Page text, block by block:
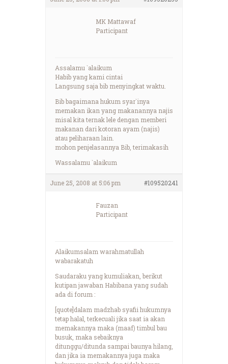
MK Mattawaf
Participant
Assalamu `alaikum
Habib yang kami cintai
Langsung saja bib menyingkat waktu.
Bib bagaimana hukum syar`inya
memakan ikan yang makanannya najis
misal kita ternak lele dengan memberi
makanan dari kotoran ayam (najis)
atau peliharaan lain.
mohon penjelasannya Bib, terimakasih
Wassalamu `alaikum
June 25, 2008 at 5:06 pm #109520241
Fauzan
Participant
Alaikumsalam warahmatullah
wabarakatuh
Saudaraku yang kumuliakan, berikut
kutipan jawaban Habibana yang sudah
ada di forum :
[quote]dalam madzhab syafii hukumnya
tetap halal, terkecuali jika saat ia akan
memakannya maka (maaf) timbul bau
busuk, maka sebaiknya
ditunggu/ditunda sampai baunya hilang,
dan jika ia memakannya juga maka